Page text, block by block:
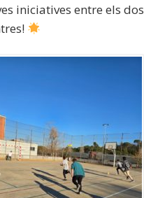
iniciatives entre els dos